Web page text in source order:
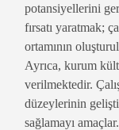
potansiyellerini
fırsatı yaratmak;
ortamının
Ayrıca, kurum
verilmektedir.
düzeylerinin
sağlamayı